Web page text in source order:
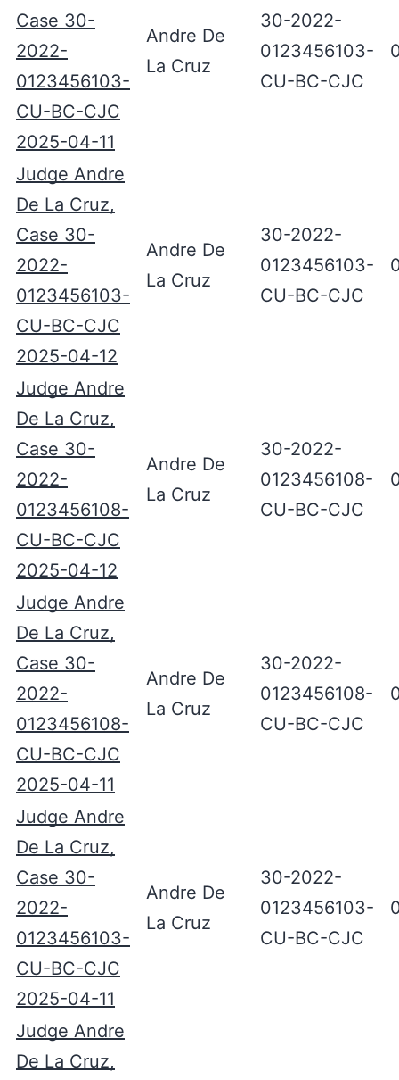
Case 30-
2022-
0123456103-
CU-BC-CJC
2025-04-11
Andre De
La Cruz
30-2022-
0123456103-
CU-BC-CJC
Judge Andre
De La Cruz,
Case 30-
2022-
0123456103-
CU-BC-CJC
2025-04-12
Andre De
La Cruz
30-2022-
0123456103-
CU-BC-CJC
Judge Andre
De La Cruz,
Case 30-
2022-
0123456108-
CU-BC-CJC
2025-04-12
Andre De
La Cruz
30-2022-
0123456108-
CU-BC-CJC
Judge Andre
De La Cruz,
Case 30-
2022-
0123456108-
CU-BC-CJC
2025-04-11
Andre De
La Cruz
30-2022-
0123456108-
CU-BC-CJC
Judge Andre
De La Cruz,
Case 30-
2022-
0123456103-
CU-BC-CJC
2025-04-11
Andre De
La Cruz
30-2022-
0123456103-
CU-BC-CJC
Judge Andre
De La Cruz,